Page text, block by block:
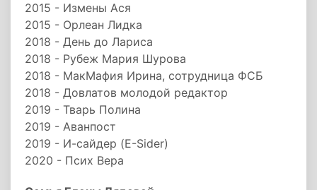
2015 - Измены Ася
2015 - Орлеан Лидка
2018 - День до Лариса
2018 - Рубеж Мария Шурова
2018 - МакМафия Ирина, сотрудница ФСБ
2018 - Довлатов молодой редактор
2019 - Тварь Полина
2019 - Аванпост
2019 - И-сайдер (E-Sider)
2020 - Псих Вера